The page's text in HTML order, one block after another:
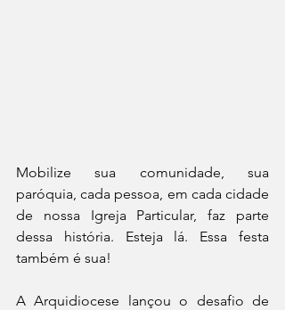
Mobilize sua comunidade, sua
paróquia, cada pessoa, em cada cidade
de nossa Igreja Particular, faz parte
dessa história. Esteja lá. Essa festa
também é sua!
A Arquidiocese lançou o desafio de